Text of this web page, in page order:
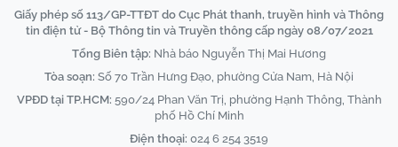
Giấy phép số 113/GP-TTĐT do Cục Phát thanh, truyền hình và Thông
tin điện tử - Bộ Thông tin và Truyền thông cấp ngày 08/07/2021
Tổng Biên tập: Nhà báo Nguyễn Thị Mai Hương
Tòa soạn: Số 70 Trần Hưng Đạo, phường Cửa Nam, Hà Nội
VPĐD tại TP.HCM: 590/24 Phan Văn Trị, phường Hạnh Thông, Thành
phố Hồ Chí Minh
Điện thoại: 024 6 254 3519